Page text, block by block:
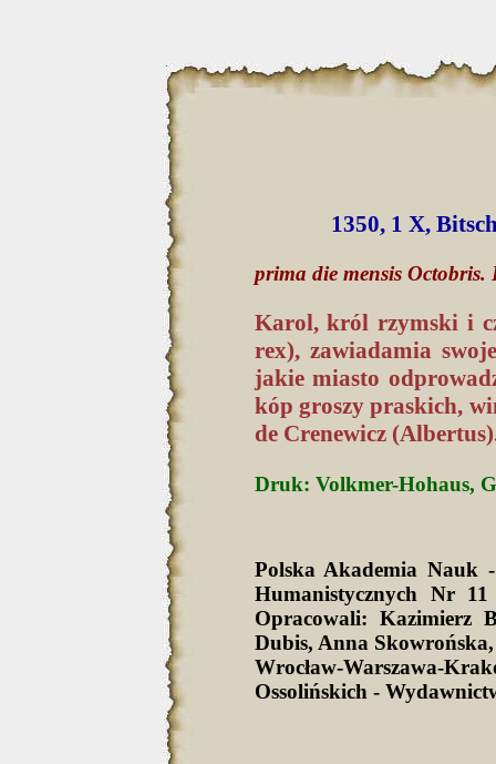
1350, 1 X,
prima die mensis
Karol, król rzymski i
rex), zawiadamia
jakie miasto
kóp groszy praskich,
de Crenewicz
Druk: Volkmer-Hohaus,
Polska Akademia Nauk
Humanistycznych Nr
Opracowali: Kazimierz
Dubis, Anna
Wrocław-Warszawa-
Ossolińskich -